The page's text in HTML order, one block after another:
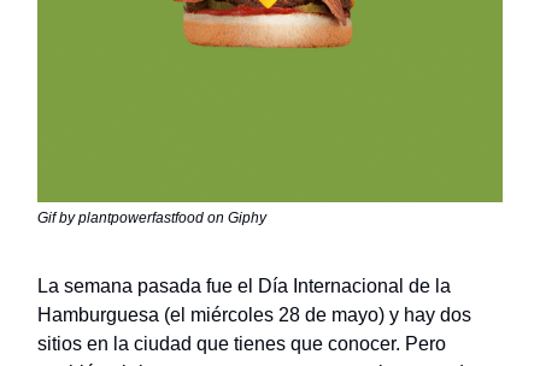
Gif by plantpowerfastfood on Giphy
La semana pasada fue el Día Internacional de la
Hamburguesa (el miércoles 28 de mayo) y hay dos
sitios en la ciudad que tienes que conocer. Pero